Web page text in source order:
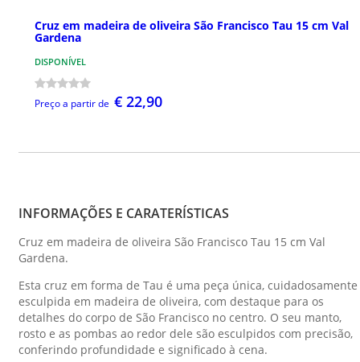
Cruz em madeira de oliveira São Francisco Tau 15 cm Val
Gardena
DISPONÍVEL
Preço a partir de € 22,90
INFORMAÇÕES E CARATERÍSTICAS
Cruz em madeira de oliveira São Francisco Tau 15 cm Val
Gardena.
Esta cruz em forma de Tau é uma peça única, cuidadosamente
esculpida em madeira de oliveira, com destaque para os
detalhes do corpo de São Francisco no centro. O seu manto,
rosto e as pombas ao redor dele são esculpidos com precisão,
conferindo profundidade e significado à cena.